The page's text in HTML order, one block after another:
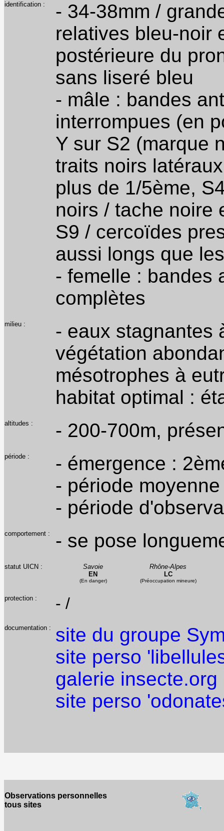
identification :
- 34-38mm /
relatives bleu-noir
postérieure du
sans liseré bleu
- mâle : bandes
interrompues (en
Y sur S2 (marque
traits noirs
plus de 1/5ème,
noirs / tache noire
S9 / cercoïdes
aussi longs que
- femelle : bandes
complètes
milieu :
- eaux stagnantes
végétation
mésotrophes à
habitat optimal :
altitudes : - 200-700m,
période :
- émergence :
- période
- période
comportement : - se pose
statut UICN : Savoie
Rhône-Alpes
EN
(En danger)
LC
(Préoccupation mineure)
protection : - /
documentation :
site du groupe
site perso
galerie insecte.org
site perso
Observations personnelles
tous sites